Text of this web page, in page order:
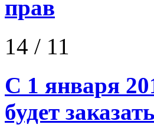
прав
14 / 11
С 1 января
будет